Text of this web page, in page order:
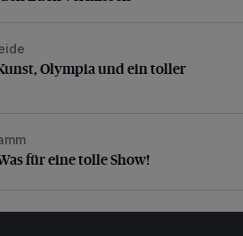
Olympia und ein toller Ausflug
Olympia und ein toller
für eine tolle Show!
für eine tolle Show!